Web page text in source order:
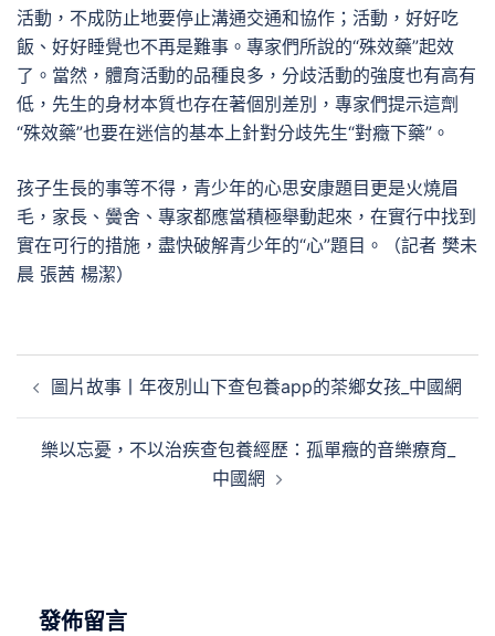
活動，不成防止地要停止溝通交通和協作；活動，好好吃
飯、好好睡覺也不再是難事。專家們所說的“殊效藥”起效
了。當然，體育活動的品種良多，分歧活動的強度也有高有
低，先生的身材本質也存在著個別差別，專家們提示這劑
“殊效藥”也要在迷信的基本上針對分歧先生“對癥下藥”。
孩子生長的事等不得，青少年的心思安康題目更是火燒眉
毛，家長、黌舍、專家都應當積極舉動起來，在實行中找到
實在可行的措施，盡快破解青少年的“心”題目。（記者 樊未
晨 張茜 楊潔）
章
覽
圖片故事丨年夜別山下查包養app的茶鄉女孩_中國網
樂以忘憂，不以治疾查包養經歷：孤單癥的音樂療育_
中國網
發佈留言